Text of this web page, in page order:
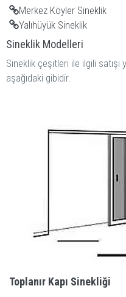
Merkez Köyler Sineklik
Yalıhüyük Sineklik
Sineklik Modelleri
Sineklik çeşitleri ile ilgili
aşağıdaki gibidir.
Toplanır Kapı Sinekliği